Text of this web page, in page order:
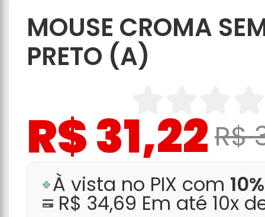
MOUSE CROMA
PRETO (A)
R$ 31,22R$
À vista no PIX com
R$ 34,69 Em até 10x